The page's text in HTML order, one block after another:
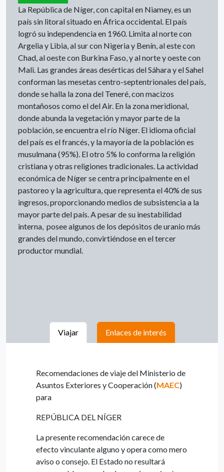
La República de Níger, con capital en Niamey, es un
país sin litoral situado en África occidental. El país
logró su independencia en 1960. Limita al norte con
Argelia y Libia, al sur con Nigeria y Benín, al este con
Chad, al oeste con Burkina Faso, y al norte y oeste con
Mali. Las grandes áreas desérticas del Sáhara y el Sahel
conforman las mesetas centro-septentrionales del país,
donde se halla la zona del Teneré, con macizos
montañosos como el del Air. En la zona meridional,
donde abunda la vegetación y mayor parte de la
población, se encuentra el río Níger. El idioma oficial
del país es el francés, y la mayoría de la población es
musulmana (95%). El otro 5% lo conforma la religión
cristiana y otras religiones tradicionales. La actividad
económica de Níger se centra principalmente en el
pastoreo y la agricultura, que representa el 40% de sus
ingresos, proporcionando medios de subsistencia a la
mayor parte del país. A pesar de su inestabilidad
interna, posee algunos de los depósitos de uranio más
grandes del mundo, convirtiéndose en el tercer
productor mundial.
Viajar Enlaces de interés
Recomendaciones de viaje del Ministerio de
Asuntos Exteriores y Cooperación (MAEC)
para
REPÚBLICA DEL NÍGER
La presente recomendación carece de
efecto vinculante alguno y opera como mero
aviso o consejo. El Estado no resultará